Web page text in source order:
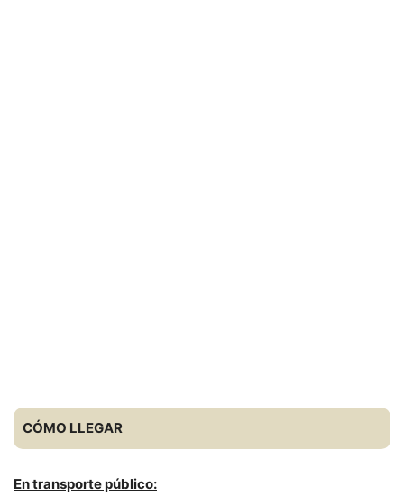
CÓMO LLEGAR
En transporte público: